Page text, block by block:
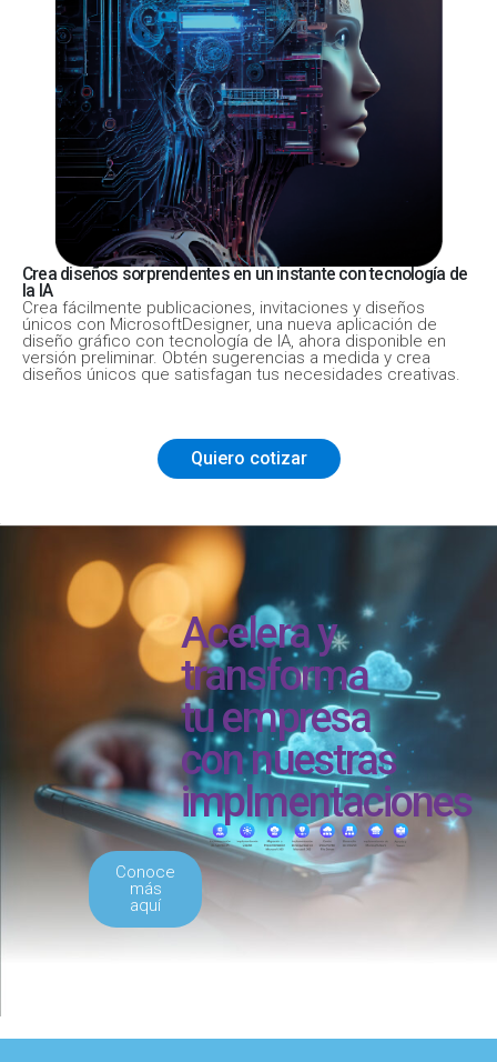
Crea diseños sorprendentes en un instante con tecnología de
la IA
Crea fácilmente publicaciones, invitaciones y diseños
únicos con MicrosoftDesigner, una nueva aplicación de
diseño gráfico con tecnología de IA, ahora disponible en
versión preliminar. Obtén sugerencias a medida y crea
diseños únicos que satisfagan tus necesidades creativas.
Quiero cotizar
Acelera y
transforma
tu empresa
con nuestras
implmentaciones
Conoce
más
aquí